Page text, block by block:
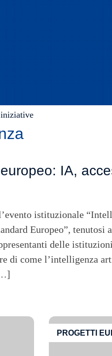
IA,
istituzionale
Europeo”, tenutosi
delle
di come l’intelligenza
PROGETTI